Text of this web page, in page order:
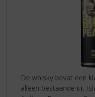
De whisky bevat een
alleen bestaande uit